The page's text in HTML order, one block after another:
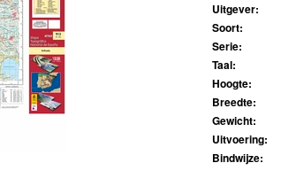
Uitgever:
Soort:
Serie:
Taal:
Hoogte:
Breedte:
Gewicht:
Uitvoering:
Bindwijze: